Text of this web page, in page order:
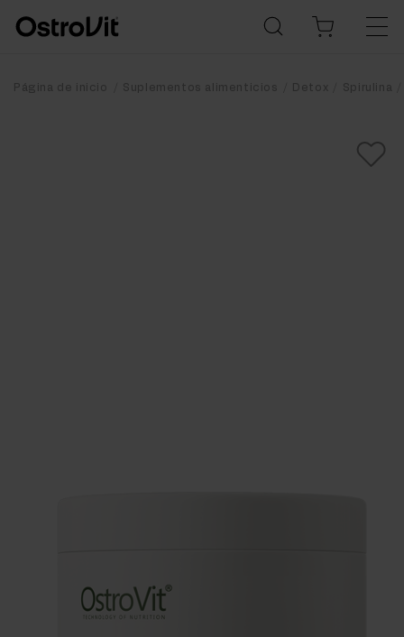
Página de inicio Suplementos alimenticios Detox Spirulina